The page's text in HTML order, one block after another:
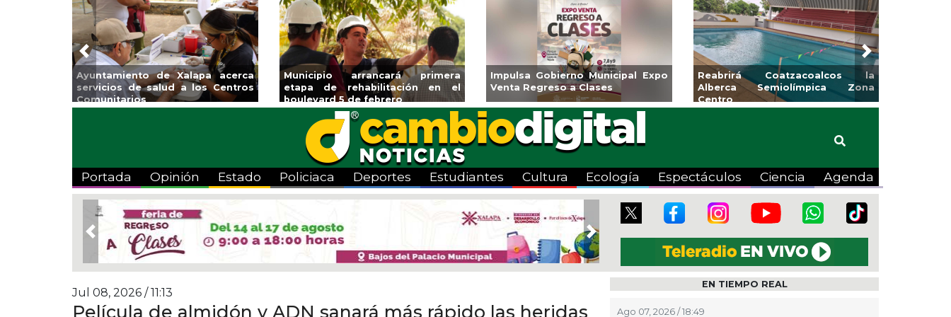
Invita Ayuntamiento de Veracruz
a Temporada de Artes “Escena
Viva”
Aplicará CMAS el Programa de
Tandeo durante agosto
Guarniciones y banquetas para la
colonia El Mango en Pánuco
Emprendedores de Xalapa
exponen en Mercadito
Bicentenario
Previous Next
Portada Opinión Estado Policiaca Deportes Estudiantes Cultura Ecología Espectáculos Ciencia Agenda
Previous Next
Jul 08, 2026 / 11:13
Película de almidón y ADN sanará más rápido las heridas
EN TIEMPO REAL
Ago 07, 2026 / 18:49